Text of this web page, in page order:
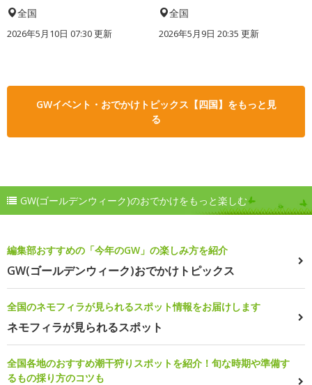
全国
2026年5月10日 07:30 更新
全国
2026年5月9日 20:35 更新
GWイベント・おでかけトピックス【四国】をもっと見
る
GW(ゴールデンウィーク)のおでかけをもっと楽しむ
編集部おすすめの「今年のGW」の楽しみ方を紹介
GW(ゴールデンウィーク)おでかけトピックス
全国のネモフィラが見られるスポット情報をお届けします
ネモフィラが見られるスポット
全国各地のおすすめ潮干狩りスポットを紹介！旬な時期や準備す
るもの採り方のコツも